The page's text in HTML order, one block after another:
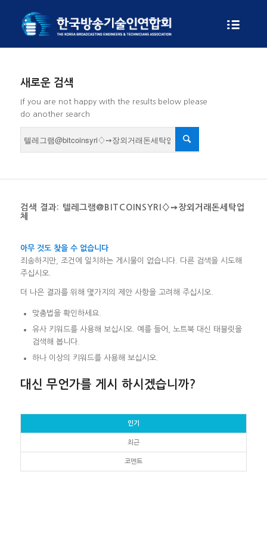
새로운 검색
If you are not happy with the results below please
do another search
검색 결과: 텔레그램@BITCOINSYRI♢➙장외거래돈세탁업
체
아무 것도 찾을 수 없습니다
죄송하지만, 조건에 일치하는 게시물이 없습니다. 다른 검색을 시도해
주십시오.
더 나은 결과를 위해 몇가지의 제안 사항을 고려해 주십시오.
맞춤법을 확인하세요.
유사 키워드를 사용해 보십시오. 예를 들어, 노트북 대신 태블릿을
검색해 봅니다.
하나 이상의 키워드를 사용해 보십시오.
대신 무언가를 게시 하시겠습니까?
인기
최근
코멘트